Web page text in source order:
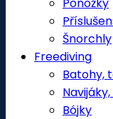
Šnorchly
Freediving
Batohy,
Bójky